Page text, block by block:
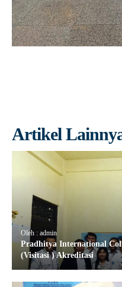
Artikel
Oleh : admin
Pradhitya International
(Visitasi ) Akreditasi